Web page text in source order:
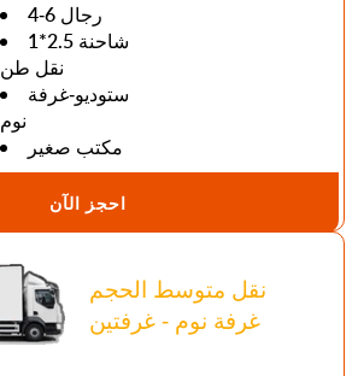
4-6 رجال
1*2.5 شاحنة
نقل طن
ستوديو-غرفة
نوم
مكتب صغير
احجز الآن
نقل متوسط الحجم
غرفة نوم - غرفتين